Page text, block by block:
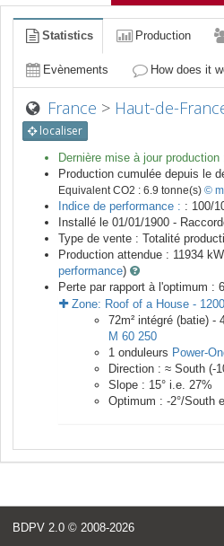
Statistics Production
Evènements How does it
France > Haut-de-
localiser
Dernière mise à jour production
Production cumulée depuis le
Equivalent CO2 : 6.9 tonne(s) ©
Indice de performance : : 100/
Installé le 01/01/1900 -
Type de vente : Totalité
Production attendue : 11934
performance)
Perte par rapport à l'optimum :
Zone: Roof of a House -
72m² intégré (batie) -
M 60 250
1 onduleurs Power-
Direction : ≈ South (-
Slope : 15° i.e. 27%
Optimum : -2°/South
BDPV 2.0 © 2008-2026